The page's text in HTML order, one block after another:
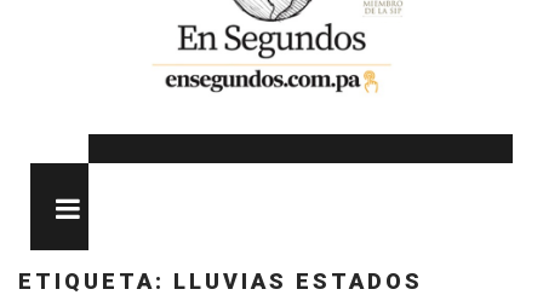
ETIQUETA: LLUVIAS ESTADOS